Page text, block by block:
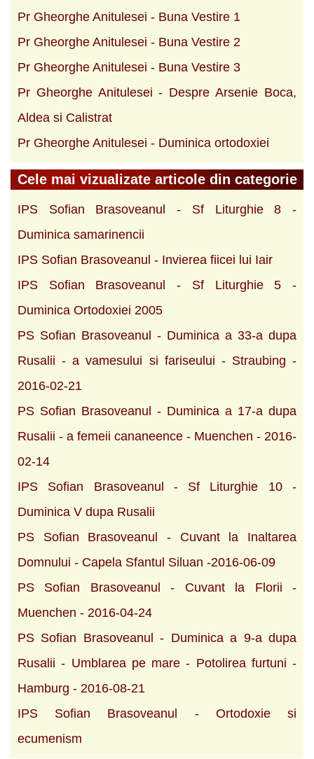
Pr Gheorghe Anitulesei - Buna Vestire 1
Pr Gheorghe Anitulesei - Buna Vestire 2
Pr Gheorghe Anitulesei - Buna Vestire 3
Pr Gheorghe Anitulesei - Despre Arsenie Boca,
Aldea si Calistrat
Pr Gheorghe Anitulesei - Duminica ortodoxiei
Cele mai vizualizate articole din categorie
IPS Sofian Brasoveanul - Sf Liturghie 8 -
Duminica samarinencii
IPS Sofian Brasoveanul - Invierea fiicei lui Iair
IPS Sofian Brasoveanul - Sf Liturghie 5 -
Duminica Ortodoxiei 2005
PS Sofian Brasoveanul - Duminica a 33-a dupa
Rusalii - a vamesului si fariseului - Straubing -
2016-02-21
PS Sofian Brasoveanul - Duminica a 17-a dupa
Rusalii - a femeii cananeence - Muenchen - 2016-
02-14
IPS Sofian Brasoveanul - Sf Liturghie 10 -
Duminica V dupa Rusalii
PS Sofian Brasoveanul - Cuvant la Inaltarea
Domnului - Capela Sfantul Siluan -2016-06-09
PS Sofian Brasoveanul - Cuvant la Florii -
Muenchen - 2016-04-24
PS Sofian Brasoveanul - Duminica a 9-a dupa
Rusalii - Umblarea pe mare - Potolirea furtuni -
Hamburg - 2016-08-21
IPS Sofian Brasoveanul - Ortodoxie si
ecumenism